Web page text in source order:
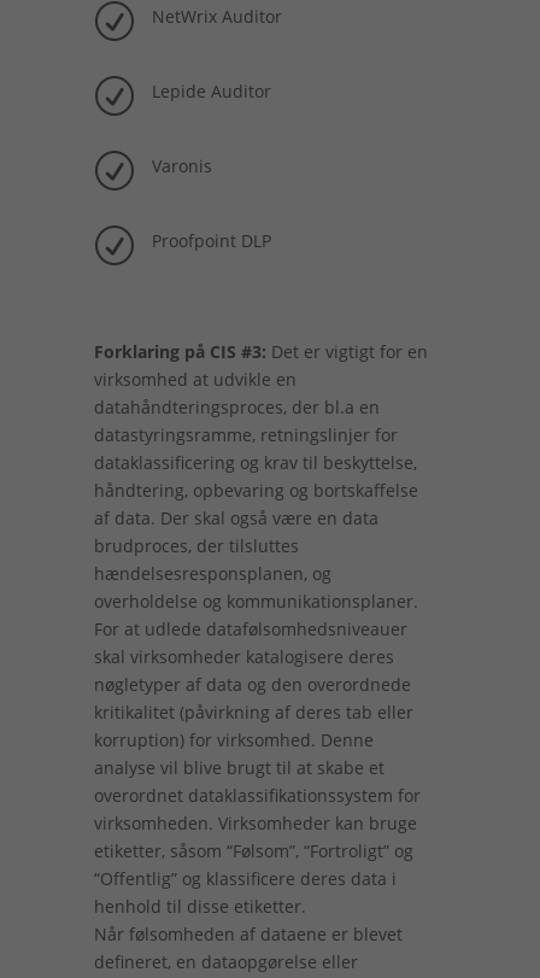
R NetWrix Auditor
R Lepide Auditor
R Varonis
R Proofpoint DLP
Forklaring på CIS #3: Det er vigtigt for en
virksomhed at udvikle en
datahåndteringsproces, der bl.a en
datastyringsramme, retningslinjer for
dataklassificering og krav til beskyttelse,
håndtering, opbevaring og bortskaffelse
af data. Der skal også være en data
brudproces, der tilsluttes
hændelsesresponsplanen, og
overholdelse og kommunikationsplaner.
For at udlede datafølsomhedsniveauer
skal virksomheder katalogisere deres
nøgletyper af data og den overordnede
kritikalitet (påvirkning af deres tab eller
korruption) for virksomhed. Denne
analyse vil blive brugt til at skabe et
overordnet dataklassifikationssystem for
virksomheden. Virksomheder kan bruge
etiketter, såsom “Følsom”, “Fortroligt” og
“Offentlig” og klassificere deres data i
henhold til disse etiketter.
Når følsomheden af ​​dataene er blevet
defineret, en dataopgørelse eller